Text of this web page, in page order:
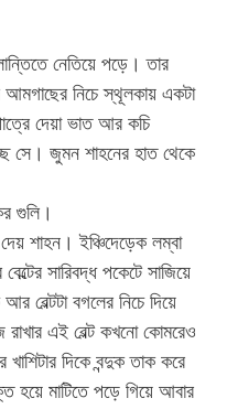
নেতিয়ে পড়ে। তার
আমগাছের নিচে স্থূলকায় একটা
দেয়া ভাত আর কচি
সে। জুমন শাহনের হাত থেকে
গুলি।
শাহন। ইঞ্চিদেড়েক লম্বা
সারিবদ্ধ পকেটে সাজিয়ে
বেল্টটা বগলের নিচে দিয়ে
রাখার এই বেল্ট কখনো কোমরেও
দিকে বন্দুক তাক করে
হয়ে মাটিতে পড়ে গিয়ে আবার